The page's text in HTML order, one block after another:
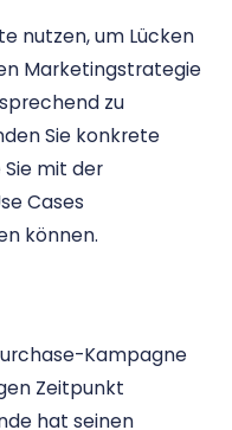
nutzen, um Lücken
Marketingstrategie
zu
Sie konkrete
mit der
Cases
können.
Kampagne
Zeitpunkt
hat seinen